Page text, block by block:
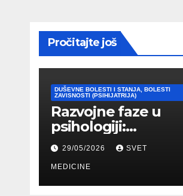
Pročitajte još
DUŠEVNE BOLESTI I STANJA, BOLESTI
ZAVISNOSTI (PSIHIJATRIJA)
Razvojne faze u
psihologiji:
Kognitivni,
emocionalni i
moralni razvoj
čoveka
29/05/2026 SVET
MEDICINE